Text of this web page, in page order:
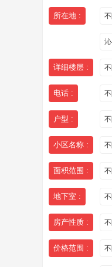
所在地 :
详细楼层 :
电话 :
户型 :
小区名称 :
面积范围 :
地下室 :
房产性质 :
价格范围 :